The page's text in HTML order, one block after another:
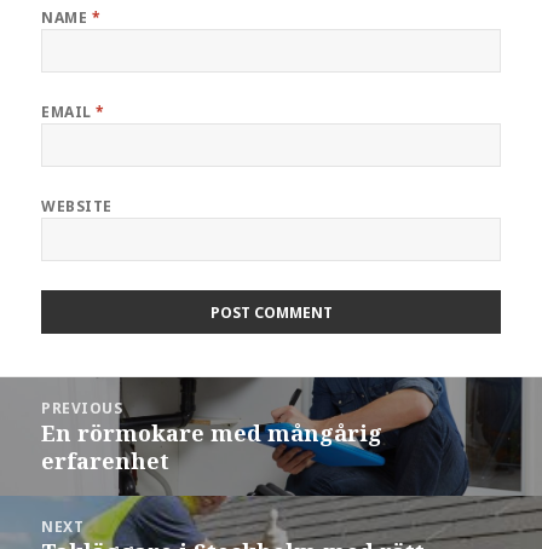
NAME *
EMAIL*
WEBSITE
navigation
PREVIOUS
Previous
post:
En rörmokare med mångårig
erfarenhet
NEXT